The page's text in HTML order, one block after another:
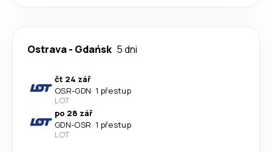
Ostrava- Gdańsk 5 dni
čt 24 zář
OSR-GDN· 1 přestup
LOT
po 28 zář
GDN-OSR· 1 přestup
LOT